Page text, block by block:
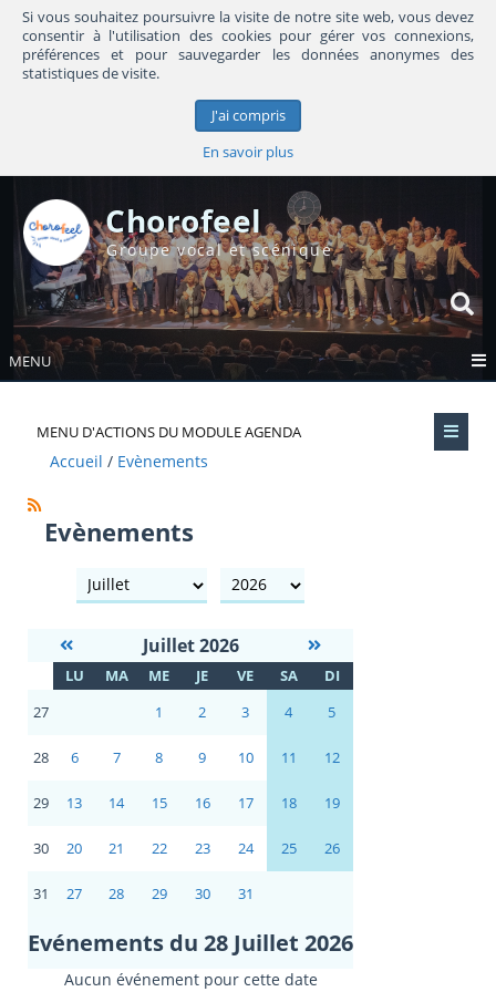
Si vous souhaitez poursuivre la visite de notre site web, vous devez
consentir à l'utilisation des cookies pour gérer vos connexions,
préférences et pour sauvegarder les données anonymes des
statistiques de visite.
J'ai compris
En savoir plus
Chorofeel
Groupe vocal et scénique
MENU
MENU D'ACTIONS DU MODULE AGENDA
Accueil Evènements
Evènements
mois année
Juillet 2026
LU MA ME JE VE SA
DI
27
1 2 3 4 5
28 6 7 8 9 10 11 12
29 13 14 15 16 17 18 19
30 20 21 22 23 24 25 26
31 27 28 29 30 31
Evénements du 28 Juillet 2026
Aucun événement pour cette date